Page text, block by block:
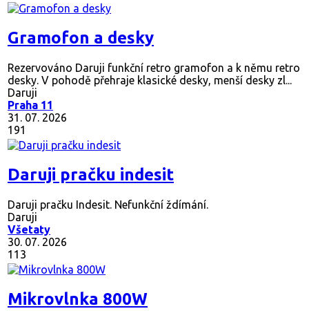
Gramofon a desky
Rezervováno Daruji funkční retro gramofon a k němu retro
desky. V pohodě přehraje klasické desky, menší desky zl...
Daruji
Praha 11
31. 07. 2026
191
Daruji pračku indesit
Daruji pračku Indesit. Nefunkční ždímání.
Daruji
Všetaty
30. 07. 2026
113
Mikrovlnka 800W